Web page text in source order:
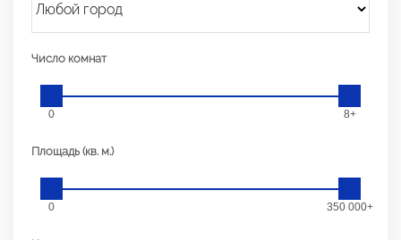
Число комнат
0 8+
Площадь (кв. м.)
0 350 000+